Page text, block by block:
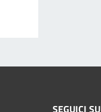
SEGUICI SU